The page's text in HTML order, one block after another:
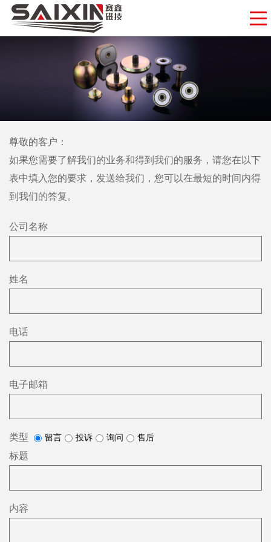
尊敬的客户：
如果您需要了解我们的业务和得到我们的服务，请您在以下
表中填入您的要求，发送给我们，您可以在最短的时间内得
到我们的答复。
公司名称
姓名
电话
电子邮箱
类型 留言 投诉 询问 售后
标题
内容